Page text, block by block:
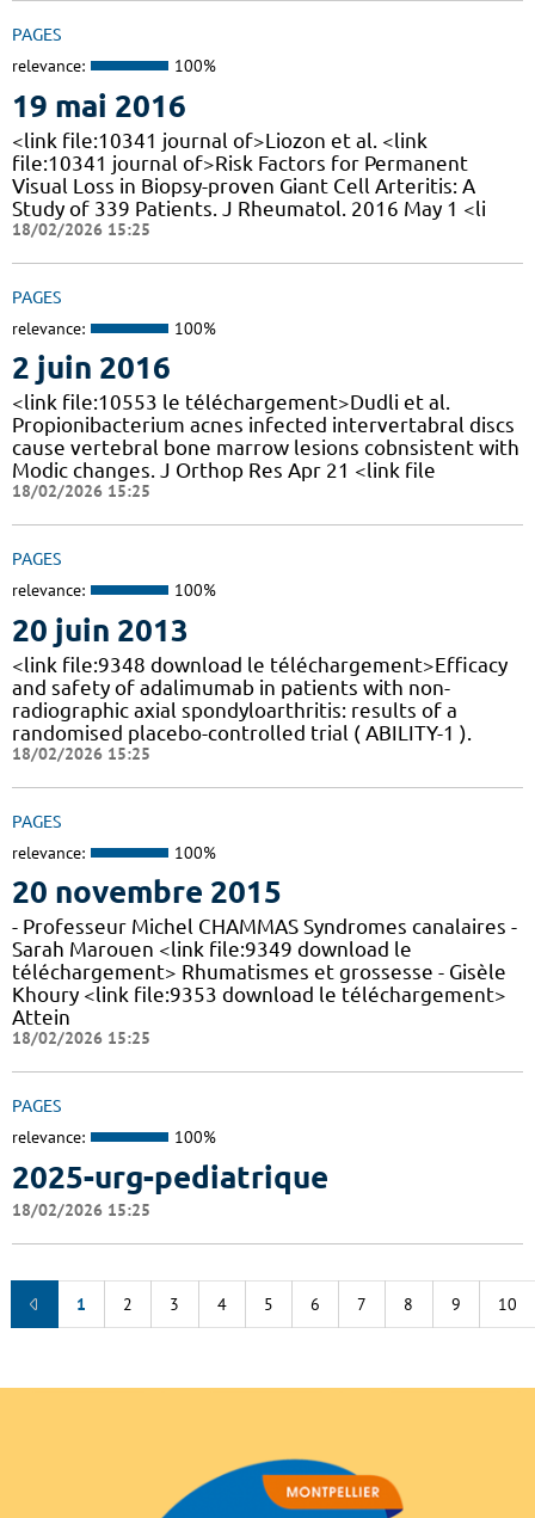
PAGES
relevance: 100%
19 mai 2016
<link file:10341 journal of>Liozon et al. <link
file:10341 journal of>Risk Factors for Permanent
Visual Loss in Biopsy-proven Giant Cell Arteritis: A
Study of 339 Patients. J Rheumatol. 2016 May 1 <li
18/02/2026 15:25
PAGES
relevance: 100%
2 juin 2016
<link file:10553 le téléchargement>Dudli et al.
Propionibacterium acnes infected intervertabral discs
cause vertebral bone marrow lesions cobnsistent with
Modic changes. J Orthop Res Apr 21 <link file
18/02/2026 15:25
PAGES
relevance: 100%
20 juin 2013
<link file:9348 download le téléchargement>Efficacy
and safety of adalimumab in patients with non-
radiographic axial spondyloarthritis: results of a
randomised placebo-controlled trial ( ABILITY-1 ).
18/02/2026 15:25
PAGES
relevance: 100%
20 novembre 2015
- Professeur Michel CHAMMAS Syndromes canalaires -
Sarah Marouen <link file:9349 download le
téléchargement> Rhumatismes et grossesse - Gisèle
Khoury <link file:9353 download le téléchargement>
Attein
18/02/2026 15:25
PAGES
relevance: 100%
2025-urg-pediatrique
18/02/2026 15:25
1 2 3 4 5 6 7 8 9 10